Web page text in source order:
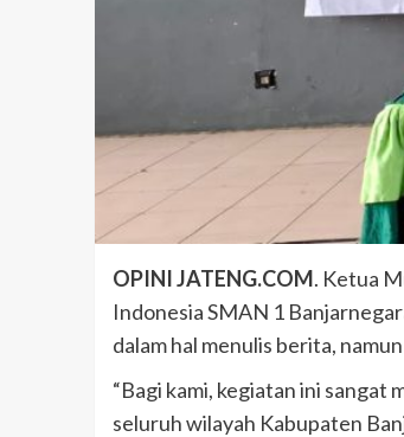
OPINI JATENG.COM. Ketua
Indonesia SMAN 1
dalam hal menulis berita,
“Bagi kami, kegiatan ini
seluruh wilayah Kabupaten